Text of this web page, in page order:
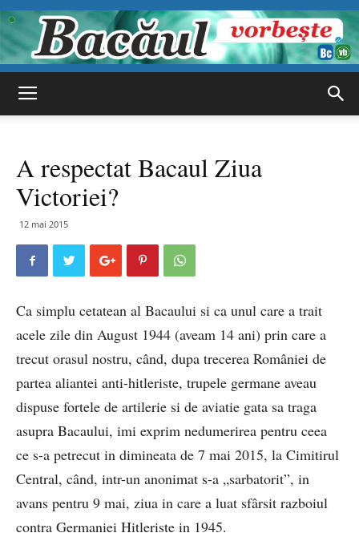
vorbește
A respectat Bacaul Ziua
Victoriei?
12 mai 2015
Ca simplu cetatean al Bacaului si ca unul care a trait
acele zile din August 1944 (aveam 14 ani) prin care a
trecut orasul nostru, când, dupa trecerea României de
partea aliantei anti-hitleriste, trupele germane aveau
dispuse fortele de artilerie si de aviatie gata sa traga
asupra Bacaului, imi exprim nedumerirea pentru ceea
ce s-a petrecut in dimineata de 7 mai 2015, la Cimitirul
Central, când, intr-un anonimat s-a „sarbatorit”, in
avans pentru 9 mai, ziua in care a luat sfârsit razboiul
contra Germaniei Hitleriste in 1945.